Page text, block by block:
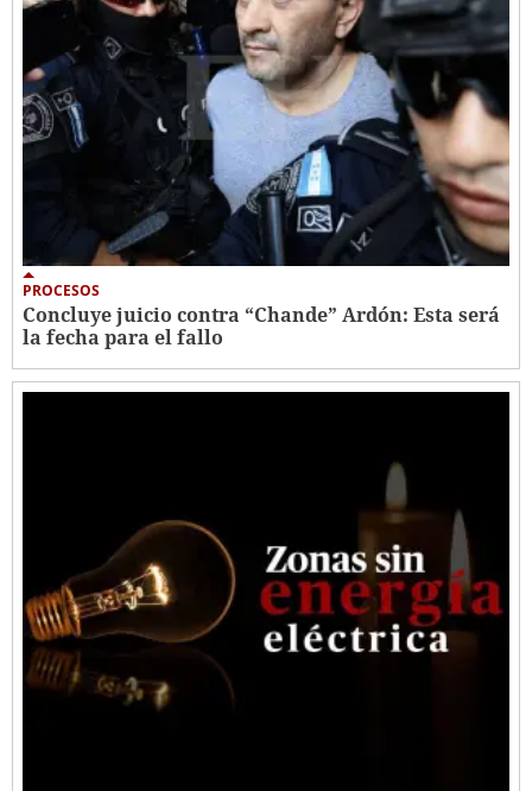
PROCESOS
Concluye juicio contra “Chande” Ardón: Esta será
la fecha para el fallo